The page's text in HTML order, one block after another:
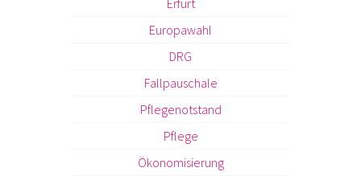
Erfurt
Europawahl
DRG
Fallpauschale
Pflegenotstand
Pflege
Ökonomisierung